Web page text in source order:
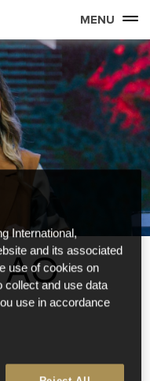
MENU
International,
and its associated
use of cookies on
collect and use data
use in accordance